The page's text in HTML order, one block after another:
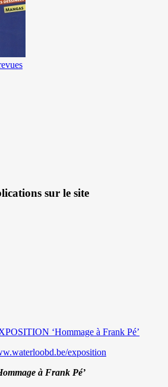
sur le site
‘Hommage à Frank Pé’
exposition
à Frank Pé’